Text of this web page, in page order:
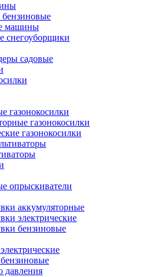
машины
снегоуборщики
садовые
газонокосилки
газонокосилки
газонокосилки
опрыскиватели
аккумуляторные
электрические
бензиновые
давления